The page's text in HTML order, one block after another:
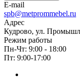
E-mail
spb@metprommebel.ru
Адрес
Кудрово, ул.
Режим работы
Пн-Чт: 9:00 - 18:00
Пт: 9:00-17:00